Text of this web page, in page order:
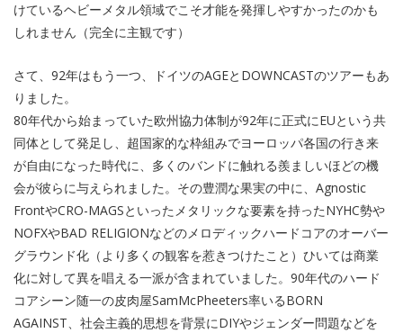
けているヘビーメタル領域でこそ才能を発揮しやすかったのかも
しれません（完全に主観です）
さて、92年はもう一つ、ドイツのAGEとDOWNCASTのツアーもあ
りました。
80年代から始まっていた欧州協力体制が92年に正式にEUという共
同体として発足し、超国家的な枠組みでヨーロッパ各国の行き来
が自由になった時代に、多くのバンドに触れる羨ましいほどの機
会が彼らに与えられました。その豊潤な果実の中に、Agnostic
FrontやCRO-MAGSといったメタリックな要素を持ったNYHC勢や
NOFXやBAD RELIGIONなどのメロディックハードコアのオーバー
グラウンド化（より多くの観客を惹きつけたこと）ひいては商業
化に対して異を唱える一派が含まれていました。90年代のハード
コアシーン随一の皮肉屋SamMcPheeters率いるBORN
AGAINST、社会主義的思想を背景にDIYやジェンダー問題などを